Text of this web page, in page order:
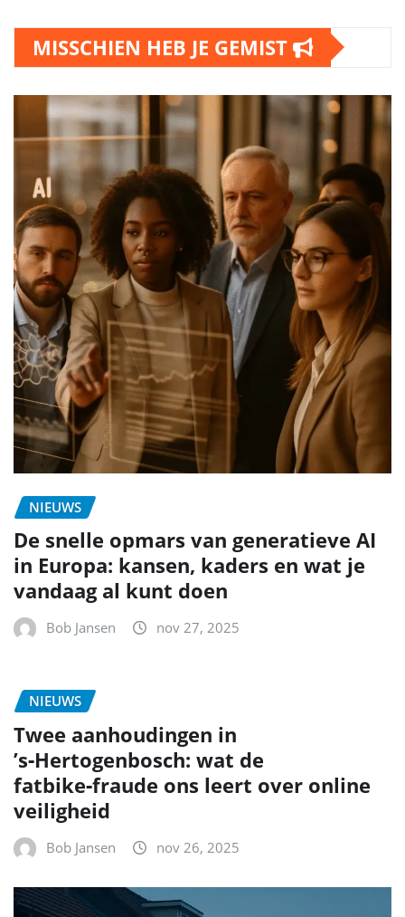
MISSCHIEN HEB JE GEMIST
NIEUWS
De snelle opmars van generatieve AI
in Europa: kansen, kaders en wat je
vandaag al kunt doen
Bob Jansen nov 27, 2025
NIEUWS
Twee aanhoudingen in
’s‑Hertogenbosch: wat de
fatbike‑fraude ons leert over online
veiligheid
Bob Jansen nov 26, 2025